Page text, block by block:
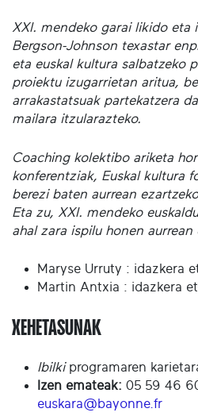
XXI. mendeko garai likido eta
Bergson-Johnson texastar
eta euskal kultura salbatzeko
proiektu izugarrietan aritua,
arrakastatsuak partekatzera
mailara itzularazteko.
Coaching kolektibo ariketa
konferentziak, Euskal kultura
berezi baten aurrean
Eta zu, XXI. mendeko
ahal zara ispilu honen aurrean
Maryse Urruty : idazkera
Martin Antxia : idazkera
XEHETASUNAK
Ibilkiprogramaren
Izen emateak: 05 59 46
euskara@bayonne.fr